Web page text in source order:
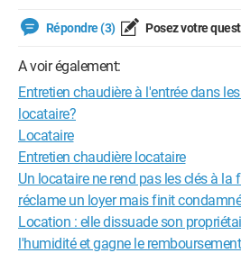
Répondre (3) Posez votre
A voir également:
Entretien chaudière à l'entrée dans
locataire?
Locataire
Entretien chaudière locataire
Un locataire ne rend pas les clés à la
réclame un loyer mais finit condamné
Location : elle dissuade son
l'humidité et gagne le